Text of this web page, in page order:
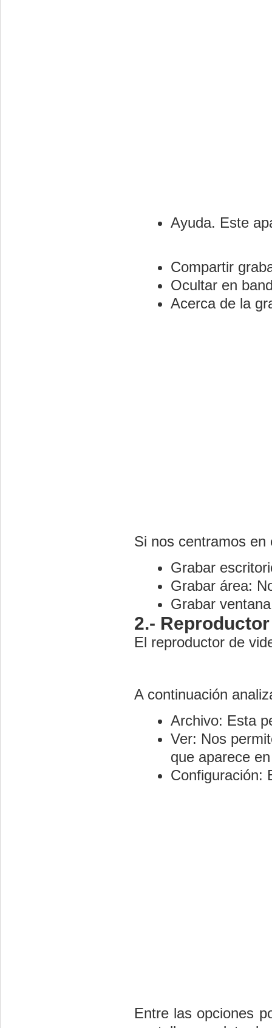
Ayuda. Este
Compartir
Ocultar en
Acerca de la
Si nos centramos en
Grabar
Grabar área:
Grabar
2.-
El reproductor de
A continuación
Archivo: Esta
Ver: Nos
que aparece
Configuración:
Entre las opciones